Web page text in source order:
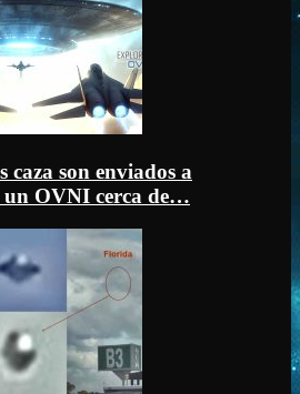
caza son enviados a
un OVNI cerca de…